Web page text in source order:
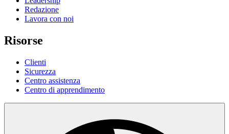
Redazione
Lavora con noi
Risorse
Clienti
Sicurezza
Centro assistenza
Centro di apprendimento